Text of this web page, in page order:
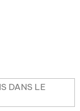
DANS LE